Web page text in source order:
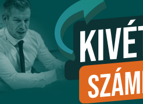
Adatkezelési nyilatkozat
Átláthatósági nyilatkozat
Ugrás az oldal tetejére
Kövessen minket!